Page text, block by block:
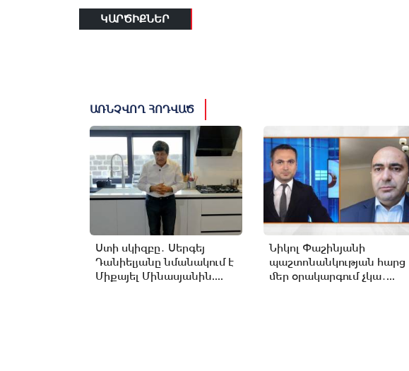
ԿԱՐԾԻՔՆԵՐ
ԱՌՆՉՎՈՂ ՀՈԴՎԱԾ
Ստի սկիզբը․ Սերգեյ
Դանիելյանը նմանակում է
Միքայել Մինասյանին....
Նիկոլ Փաշինյանի
պաշտոնանկության հարց
մեր օրակարգում չկա․...